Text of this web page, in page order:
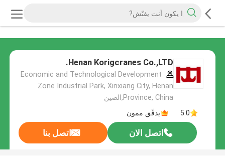
Henan Korigcranes Co.,LTD.
Economic and Technological Development
Zone Industrial Park, Xinxiang City, Henan
Province, China,الصين
5.0
يدقّق ممون
اتصل الان اتصل بنا